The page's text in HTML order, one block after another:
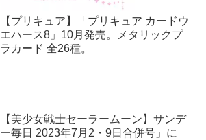
【プリキュア】「プリキュア カードウ
エハース8」10月発売。メタリックプ
ラカード 全26種。
【美少女戦士セーラームーン】サンデ
ー毎日 2023年7月2・9日合併号」に